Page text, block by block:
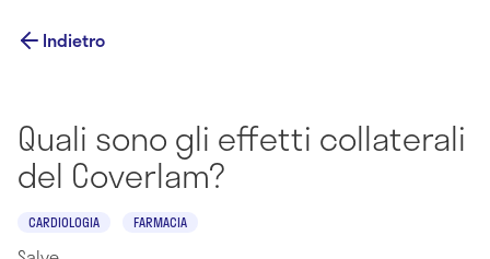
Indietro
Quali sono gli effetti collaterali
del Coverlam?
CARDIOLOGIA FARMACIA